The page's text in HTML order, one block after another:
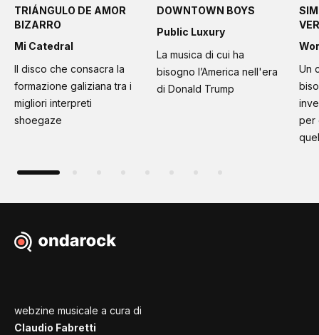
TRIÁNGULO DE AMOR
BIZARRO
Mi Catedral
Il disco che consacra la
formazione galiziana tra i
migliori interpreti
shoegaze
DOWNTOWN BOYS
Public Luxury
La musica di cui ha
bisogno l’America nell'era
di Donald Trump
Un
per
webzine musicale a cura di
Claudio Fabretti